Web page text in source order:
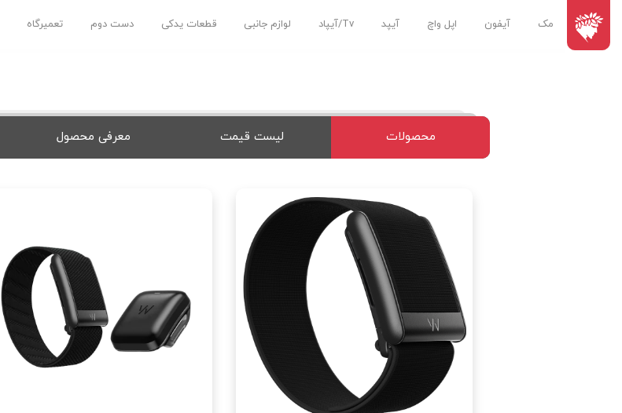
مک آیفون اپل واچ آیپد Tv/آیپاد لوازم جانبی قطعات یدکی دست دوم تعمیرگاه
محصولات لیست قیمت معرفی محصول